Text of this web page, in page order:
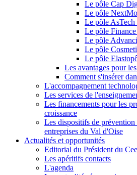
Le pôle Cap
Le pôle
Le pôle AsTech
Le pôle
Le pôle
Le pôle
Le pôle
Les avantages pour
Comment s'insérer
L'accompagnement
Les services de
Les financements pour les
croissance
Les dispositifs de
entreprises du Val d'Oise
Actualités et opportunités
Editorial du Président du
Les apéritifs contacts
L'agenda